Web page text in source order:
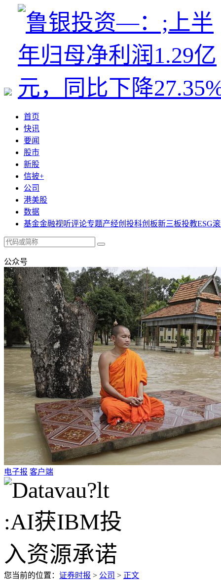
首页
快讯
要闻
股市
新股
信披+
公司
港美股
数据
基金金融视听评论专题产经创投科创板新三板投教ESG
公众号
电子报 客户端
您当前的位置： 证券时报 > 公司 > 正文